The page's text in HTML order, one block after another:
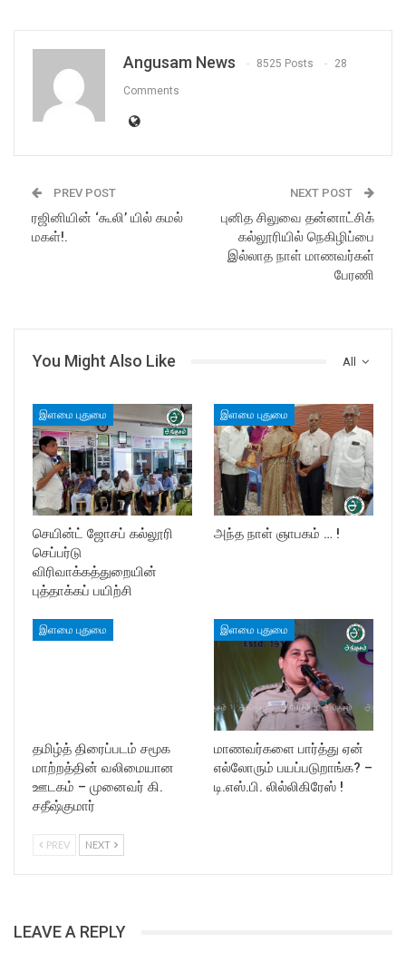
Angusam News 8525 Posts 28
Comments
PREV POST
ரஜினியின் ‘கூலி’ யில் கமல்
மகள்!.
NEXT POST
புனித சிலுவை தன்னாட்சிக்
கல்லூரியில் நெகிழிப்பை
இல்லாத நாள் மாணவர்கள்
பேரணி
All
You Might Also Like
இளமை புதுமை
செயின்ட் ஜோசப் கல்லூரி
செப்பர்டு
விரிவாக்கத்துறையின்
புத்தாக்கப் பயிற்சி
இளமை புதுமை
அந்த நாள் ஞாபகம் … !
இளமை புதுமை
தமிழ்த் திரைப்படம் சமூக
மாற்றத்தின் வலிமையான
ஊடகம் – முனைவர் கி.
சதீஷ்குமார்
இளமை புதுமை
மாணவர்களை பார்த்து ஏன்
எல்லோரும் பயப்படுறாங்க? –
டி.எஸ்.பி. லில்லிகிரேஸ் !
PREV NEXT
LEAVE A REPLY